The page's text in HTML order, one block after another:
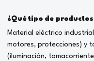
¿Qué tipo de
Material eléctrico
motores, protecciones) y
(iluminación,